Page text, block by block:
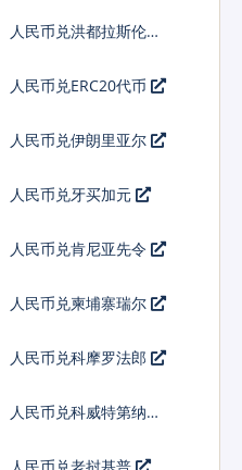
人民币兑洪都拉斯伦皮
人民币兑ERC20代币
人民币兑伊朗里亚尔
人民币兑牙买加元
人民币兑肯尼亚先令
人民币兑柬埔寨瑞尔
人民币兑科摩罗法郎
人民币兑科威特第纳尔
人民币兑老挝基普